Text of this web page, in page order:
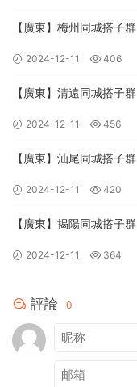
【廣東】梅州同城搭子群
2024-12-11 406
【廣東】清遠同城搭子群
2024-12-11 456
【廣東】汕尾同城搭子群
2024-12-11 420
【廣東】揭陽同城搭子群
2024-12-11 364
評論 0